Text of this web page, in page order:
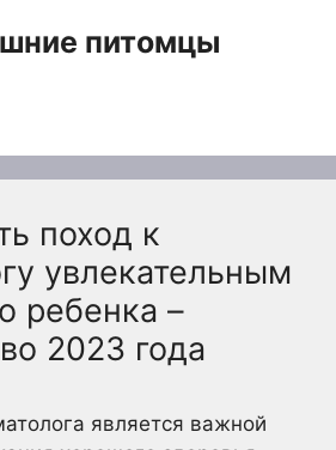
питомцы
поход к
увлекательным
ребенка –
2023 года
является важной